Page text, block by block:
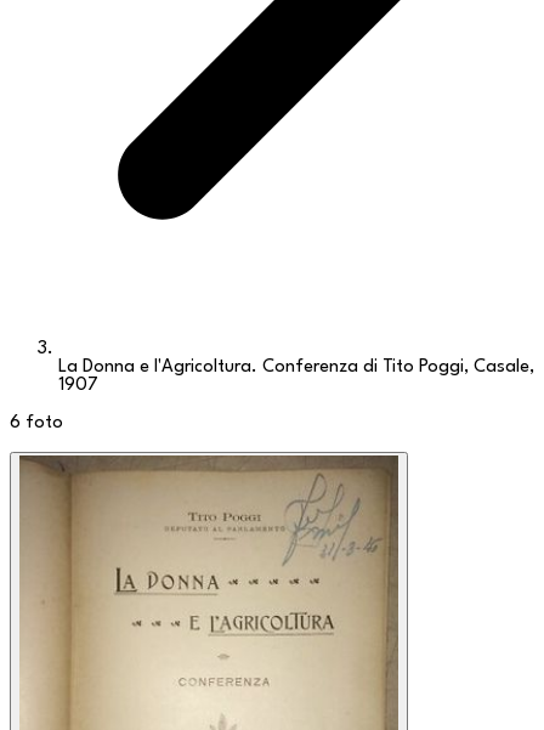
La Donna e l'Agricoltura. Conferenza di Tito Poggi, Casale,
1907
6 foto